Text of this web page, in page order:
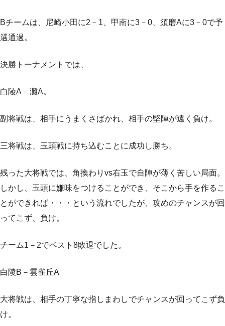
Bチームは、尼崎小田に2－1、甲南に3－0、須磨Aに3－0で予
選通過。
決勝トーナメントでは、
白陵A－灘A。
副将戦は、相手にうまくさばかれ、相手の堅陣が遠く負け。
三将戦は、玉頭戦に持ち込むことに成功し勝ち。
残った大将戦では、角換わりvs右玉で自陣が薄く苦しい局面。
しかし、玉頭に嫌味をつけることができ、そこから手を作るこ
とができれば・・・という流れでしたが、攻めのチャンスが回
ってこず、負け。
チーム1－2でベスト8敗退でした。
白陵B－雲雀丘A
大将戦は、相手の丁寧な指しまわしでチャンスが回ってこず負
け。